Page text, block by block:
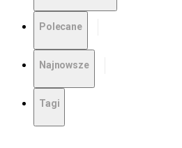
Polecane
Najnowsze
Tagi